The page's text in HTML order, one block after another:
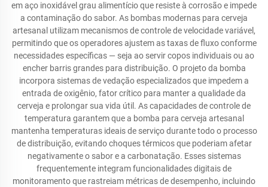
em aço inoxidável grau alimentício que resiste à corrosão e impede
a contaminação do sabor. As bombas modernas para cerveja
artesanal utilizam mecanismos de controle de velocidade variável,
permitindo que os operadores ajustem as taxas de fluxo conforme
necessidades específicas — seja ao servir copos individuais ou ao
encher barris grandes para distribuição. O projeto da bomba
incorpora sistemas de vedação especializados que impedem a
entrada de oxigênio, fator crítico para manter a qualidade da
cerveja e prolongar sua vida útil. As capacidades de controle de
temperatura garantem que a bomba para cerveja artesanal
mantenha temperaturas ideais de serviço durante todo o processo
de distribuição, evitando choques térmicos que poderiam afetar
negativamente o sabor e a carbonatação. Esses sistemas
frequentemente integram funcionalidades digitais de
monitoramento que rastreiam métricas de desempenho, incluindo